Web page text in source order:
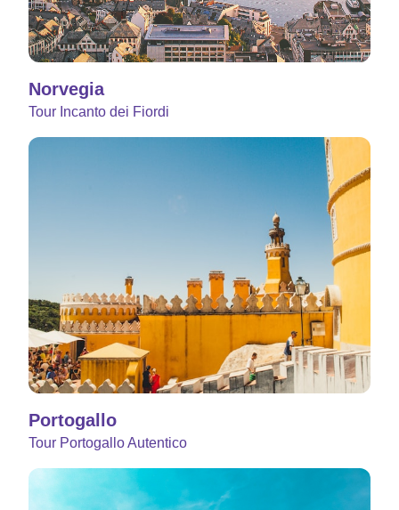
Norvegia
Tour Incanto dei Fiordi
Portogallo
Tour Portogallo Autentico